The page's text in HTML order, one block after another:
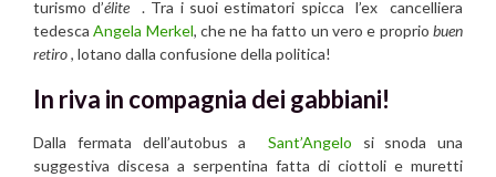
turismo d’élite
. Tra i suoi estimatori spicca l’ex cancelliera
tedescaAngela Merkel, che ne ha fatto un vero e propriobuen
retiro, lotano dalla confusione della politica!
In riva in compagnia dei gabbiani!
Dalla fermata dell’autobus a Sant’Angelo si snoda una
suggestiva discesa a serpentina fatta di ciottoli e muretti